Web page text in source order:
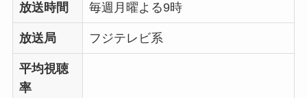
放送時間 毎週月曜よる9時
放送局 フジテレビ系
平均視聴
率